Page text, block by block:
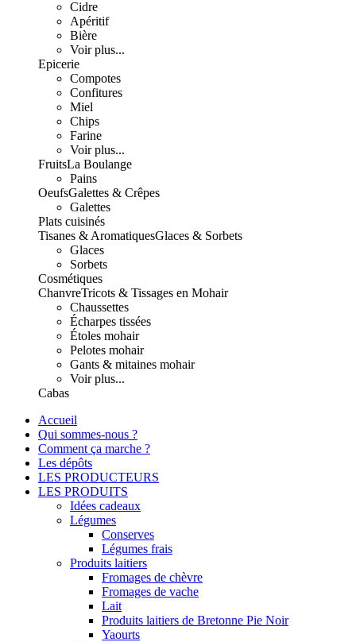
Cidre
Apéritif
Bière
Voir plus...
Epicerie
Compotes
Confitures
Miel
Chips
Farine
Voir plus...
FruitsLa Boulange
Pains
OeufsGalettes & Crêpes
Galettes
Plats cuisinés
Tisanes & AromatiquesGlaces & Sorbets
Glaces
Sorbets
Cosmétiques
ChanvreTricots & Tissages en Mohair
Chaussettes
Écharpes tissées
Étoles mohair
Pelotes mohair
Gants & mitaines mohair
Voir plus...
Cabas
Accueil
Qui sommes-nous ?
Comment ça marche ?
Les dépôts
LES PRODUCTEURS
LES PRODUITS
Idées cadeaux
Légumes
Conserves
Légumes frais
Produits laitiers
Fromages de chèvre
Fromages de vache
Lait
Produits laitiers de Bretonne Pie Noir
Yaourts